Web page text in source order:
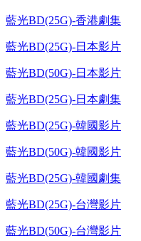
藍光BD(25G)-香港劇集
藍光BD(25G)-日本影片
藍光BD(50G)-日本影片
藍光BD(25G)-日本劇集
藍光BD(25G)-韓國影片
藍光BD(50G)-韓國影片
藍光BD(25G)-韓國劇集
藍光BD(25G)-台灣影片
藍光BD(50G)-台灣影片